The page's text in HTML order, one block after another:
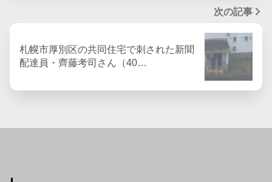
次の記事
札幌市厚別区の共同住宅で刺された新聞
配達員・齊藤考司さん（40…